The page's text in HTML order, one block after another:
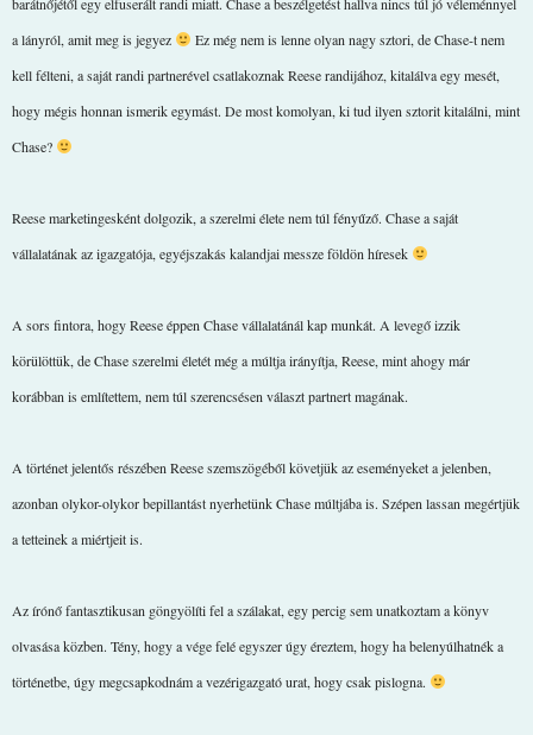
a lányról, amit meg is jegyez
Ez még nem is lenne olyan nagy sztori, de Chase-t nem
kell félteni, a saját randi partnerével csatlakoznak Reese randijához, kitalálva egy mesét,
hogy mégis honnan ismerik egymást. De most komolyan, ki tud ilyen sztorit kitalálni, mint
Chase?
Reese marketingesként dolgozik, a szerelmi élete nem túl fényűző. Chase a saját
vállalatának az igazgatója, egyéjszakás kalandjai messze földön híresek
A sors fintora, hogy Reese éppen Chase vállalatánál kap munkát. A levegő izzik
körülöttük, de Chase szerelmi életét még a múltja irányítja, Reese, mint ahogy már
korábban is említettem, nem túl szerencsésen választ partnert magának.
A történet jelentős részében Reese szemszögéből követjük az eseményeket a jelenben,
azonban olykor-olykor bepillantást nyerhetünk Chase múltjába is. Szépen lassan megértjük
a tetteinek a miértjeit is.
Az írónő fantasztikusan göngyölíti fel a szálakat, egy percig sem unatkoztam a könyv
olvasása közben. Tény, hogy a vége felé egyszer úgy éreztem, hogy ha belenyúlhatnék a
történetbe, úgy megcsapkodnám a vezérigazgató urat, hogy csak pislogna.